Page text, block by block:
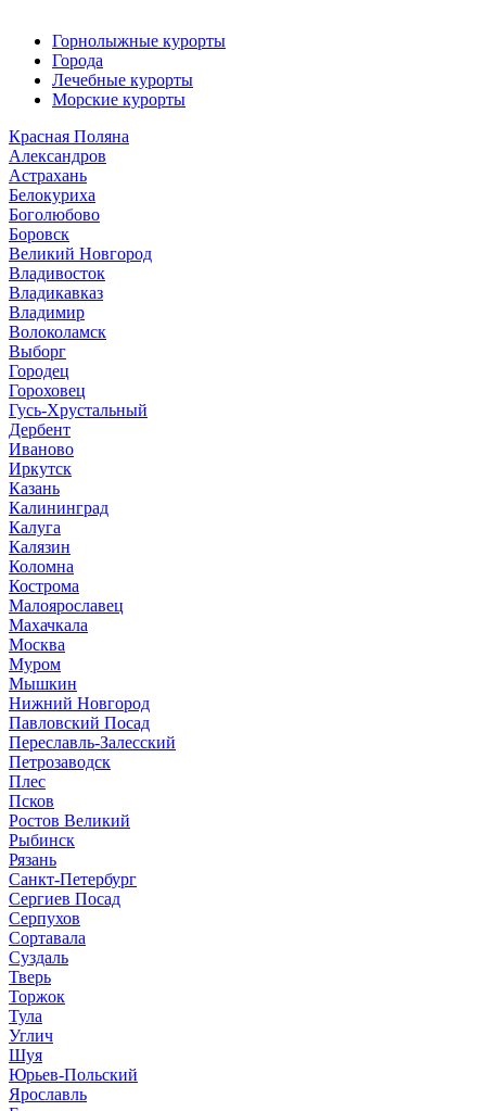
Горнолыжные курорты
Города
Лечебные курорты
Морские курорты
Красная Поляна
Александров
Астрахань
Белокуриха
Боголюбово
Боровск
Великий Новгород
Владивосток
Владикавказ
Владимир
Волоколамск
Выборг
Городец
Гороховец
Гусь-Хрустальный
Дербент
Иваново
Иркутск
Казань
Калининград
Калуга
Калязин
Коломна
Кострома
Малоярославец
Махачкала
Москва
Муром
Мышкин
Нижний Новгород
Павловский Посад
Переславль-Залесский
Петрозаводск
Плес
Псков
Ростов Великий
Рыбинск
Рязань
Санкт-Петербург
Сергиев Посад
Серпухов
Сортавала
Суздаль
Тверь
Торжок
Тула
Углич
Шуя
Юрьев-Польский
Ярославль